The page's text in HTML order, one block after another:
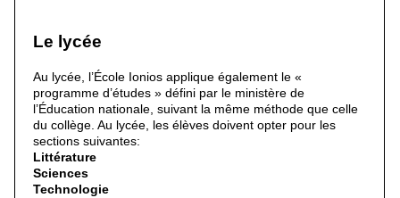
Le lycée
Au lycée, l’École Ionios applique également le «
programme d’études » défini par le ministère de
l’Éducation nationale, suivant la même méthode que celle
du collège. Au lycée, les élèves doivent opter pour les
sections suivantes:
Littérature
Sciences
Technologie